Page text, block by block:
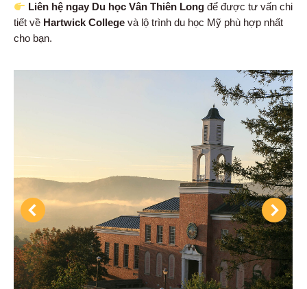
Liên hệ ngay Du học Vân Thiên Long để được tư vấn chi
tiết về Hartwick College và lộ trình du học Mỹ phù hợp nhất
cho bạn.